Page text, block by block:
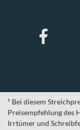
¹ Bei diesem
Preisempfehlung des
Irrtümer und